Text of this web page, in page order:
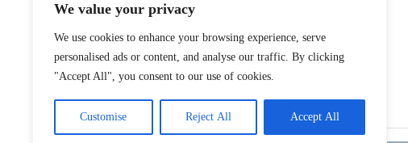
We value your privacy
We use cookies to enhance your browsing experience, serve
personalised ads or content, and analyse our traffic. By clicking
"Accept All", you consent to our use of cookies.
Customise Reject All Accept All